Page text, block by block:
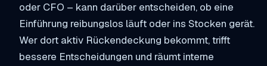
oder CFO – kann darüber entscheiden, ob eine
Einführung reibungslos läuft oder ins Stocken gerät.
Wer dort aktiv Rückendeckung bekommt, trifft
bessere Entscheidungen und räumt interne